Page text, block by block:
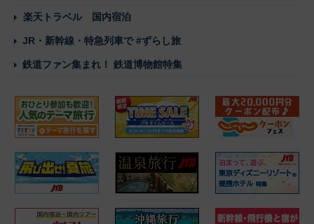
楽天トラベル 国内宿泊
JR・新幹線・特急列車で #ずらし旅
鉄道ファン集まれ！ 鉄道博物館特集